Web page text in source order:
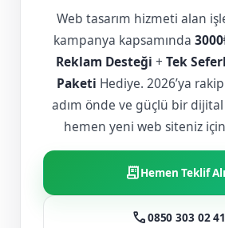
Web tasarım hizmeti alan
kampanya kapsamında
Reklam Desteği + Tek
Paketi Hediye. 2026’ya
adım önde ve güçlü bir dijital
hemen yeni web siteniz
receipt_longHemen Teklif
call0850 303 02 41